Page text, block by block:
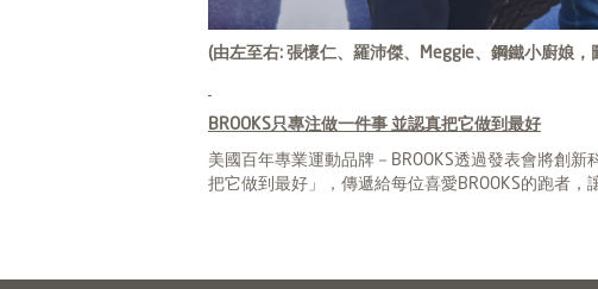
(由左至右: 張懷仁、羅沛傑、Meggie、鋼鐵小廚娘，
BROOKS只專注做一件事 並認真把它做到最好
美國百年專業運動品牌－BROOKS透過發表會將創
把它做到最好」，傳遞給每位喜愛BROOKS的跑者，